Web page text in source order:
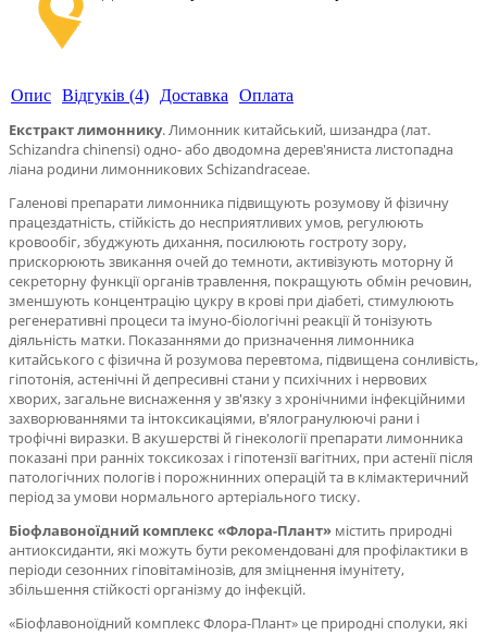
Опис Відгуків (4) Доставка Оплата
Екстракт лимоннику.Лимонник китайський, шизандра (лат.
Schizandra chinensi) одно- або дводомнадерев'яниста листопадна
ліана родини лимонникових Schizandraceae.
Галенові препарати лимонника підвищують розумову й фізичну
працездатність, стійкість до несприятливих умов, регулюють
кровообіг, збуджують дихання, посилюють гостроту зору,
прискорюють звикання очей до темноти, активізують моторну й
секреторну функції органів травлення, покращують обмін речовин,
зменшують концентрацію цукру в крові при діабеті, стимулюють
регенеративні процеси та імуно-біологічні реакції й тонізують
діяльність матки. Показаннями до призначення лимонника
китайського с фізична й розумова перевтома, підвищена сонливість,
гіпотонія, астенічні й депресивні стани у психічних і нервових
хворих, загальне виснаження у зв'язку з хронічними інфекційними
захворюваннями та інтоксикаціями, в'ялогранулюючі рани і
трофічні виразки. В акушерстві й гінекології препарати лимонника
показані при ранніх токсикозах і гіпотензії вагітних, при астенії після
патологічних пологів і порожниннихоперацій та в клімактеричний
період за умови нормального артеріального тиску.
Біофлавоноїдний комплекс «Флора-Плант» містить природні
антиоксиданти, які можуть бути рекомендовані для профілактики в
періоди сезонних гіповітамінозів, для зміцнення імунітету,
збільшення стійкості організму до інфекцій.
«Біофлавоноїдний комплекс Флора-Плант» це природні сполуки, які